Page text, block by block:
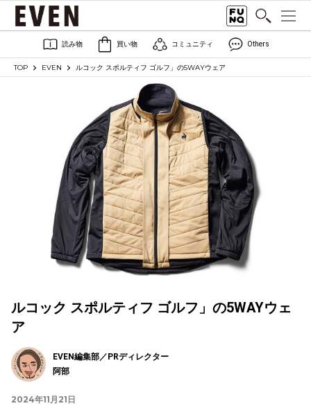
読み物 買い物 コミュニティ Others
TOP EVEN ルコック スポルティフ ゴルフ」の5WAYウェア
ルコック スポルティフ ゴルフ」の5WAYウェ
ア
EVEN編集部／PRディレクター
阿部
2024年11月21日